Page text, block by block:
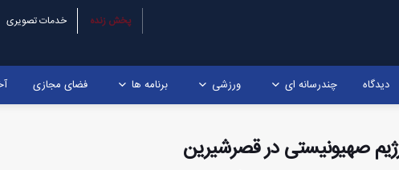
پخش زنده خدمات تصویری
دیدگاه چندرسانه ای ورزشی برنامه ها فضای مجازی